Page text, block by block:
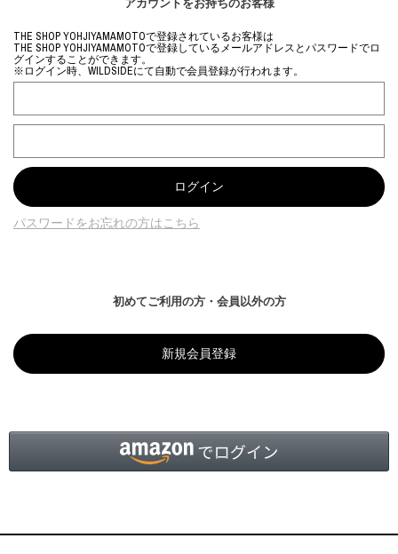
アカウントをお持ちのお客様
THE SHOP YOHJIYAMAMOTOで登録されているお客様は
THE SHOP YOHJIYAMAMOTOで登録しているメールアドレスとパスワードでロ
グインすることができます。
※ログイン時、WILDSIDEにて自動で会員登録が行われます。
パスワードをお忘れの方はこちら
初めてご利用の方・会員以外の方